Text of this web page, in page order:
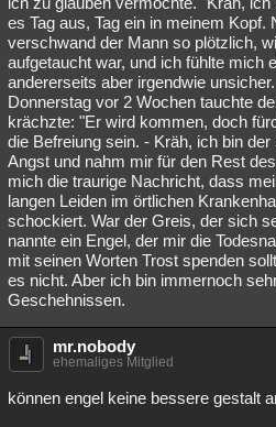
Übersichten
Besucht Teilgenommen Alle
Lesenswert Schlüsselwörter
es Tag aus, Tag ein in meinem Kopf.
verschwand der Mann so plötzlich,
aufgetaucht war, und ich fühlte mich
andererseits aber irgendwie
Donnerstag vor 2 Wochen tauchte
krächzte: "Er wird kommen, doch
die Befreiung sein. - Kräh, ich bin
Angst und nahm mir für den Rest
mich die traurige Nachricht, dass
langen Leiden im örtlichen
schockiert. War der Greis, der sich
nannte ein Engel, der mir die
mit seinen Worten Trost spenden
es nicht. Aber ich bin immernoch
Geschehnissen.
mr.nobody
ehemaliges Mitglied
können engel keine bessere gestalt